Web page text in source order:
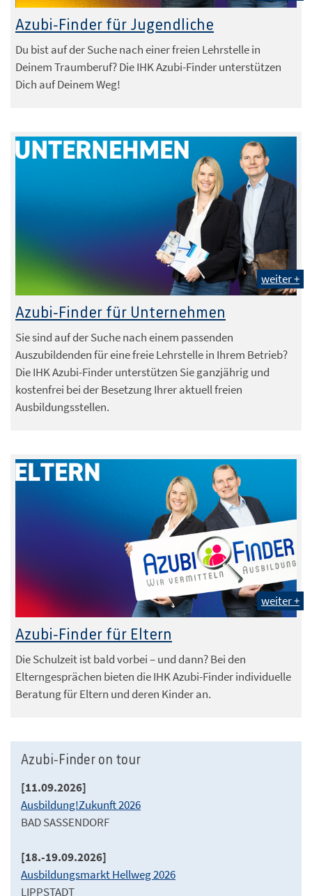
Azubi-Finder für Jugendliche
Du bist auf der Suche nach einer freien Lehrstelle in
Deinem Traumberuf? Die IHK Azubi-Finder unterstützen
Dich auf Deinem Weg!
weiter +
Azubi-Finder für Unternehmen
Sie sind auf der Suche nach einem passenden
Auszubildenden für eine freie Lehrstelle in Ihrem Betrieb?
Die IHK Azubi-Finder unterstützen Sie ganzjährig und
kostenfrei bei der Besetzung Ihrer aktuell freien
Ausbildungsstellen.
weiter +
Azubi-Finder für Eltern
Die Schulzeit ist bald vorbei – und dann? Bei den
Elterngesprächen bieten die IHK Azubi-Finder individuelle
Beratung für Eltern und deren Kinder an.
Azubi-Finder on tour
[11.09.2026]
Ausbildung!Zukunft 2026
BAD SASSENDORF
[18.-19.09.2026]
Ausbildungsmarkt Hellweg 2026
LIPPSTADT